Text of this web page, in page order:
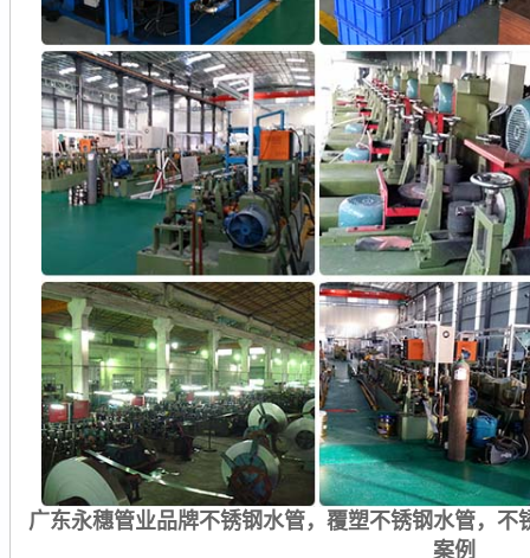
广东永穗管业品牌不锈钢水管，覆塑不锈钢水管，
案例